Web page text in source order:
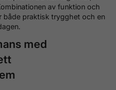
av funktion och
både praktisk trygghet och en
med